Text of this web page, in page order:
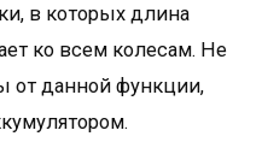
в которых длина
ко всем колесам. Не
от данной функции,